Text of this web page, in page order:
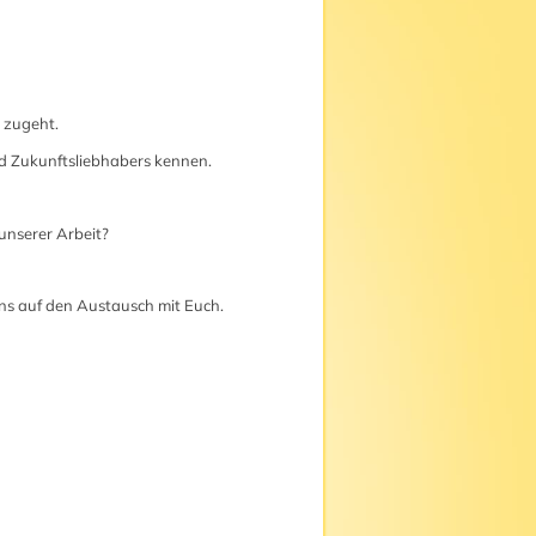
zugeht.
Zukunftsliebhabers kennen.
Arbeit?
auf den Austausch mit Euch.